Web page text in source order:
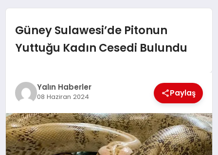
EĞİTİM
TEKNOLOJİ
MAGAZİN
Güney Sulawesi’de Pitonun
Yuttuğu Kadın Cesedi Bulundu
Yalın Haberler
08 Haziran 2024 Paylaş